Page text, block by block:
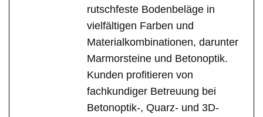
rutschfeste Bodenbeläge in
vielfältigen Farben und
Materialkombinationen, darunter
Marmorsteine und Betonoptik.
Kunden profitieren von
fachkundiger Betreuung bei
Betonoptik-, Quarz- und 3D-